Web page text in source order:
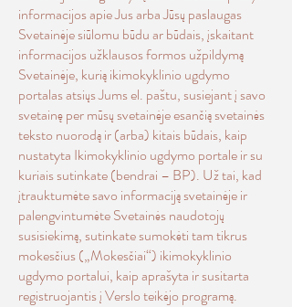
informacijos apie Jus arba Jūsų paslaugas
Svetainėje siūlomu būdu ar būdais, įskaitant
informacijos užklausos formos užpildymą
Svetainėje, kurią ikimokyklinio ugdymo
portalas atsiųs Jums el. paštu, susiejant į savo
svetainę per mūsų svetainėje esančią svetainės
teksto nuorodą ir (arba) kitais būdais, kaip
nustatyta Ikimokyklinio ugdymo portale ir su
kuriais sutinkate (bendrai – BP). Už tai, kad
įtrauktumėte savo informaciją svetainėje ir
palengvintumėte Svetainės naudotojų
susisiekimą, sutinkate sumokėti tam tikrus
mokesčius („Mokesčiai“) ikimokyklinio
ugdymo portalui, kaip aprašyta ir susitarta
registruojantis į Verslo teikėjo programą.